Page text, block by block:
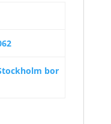
bor